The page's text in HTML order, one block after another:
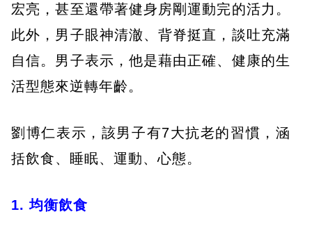
宏亮，甚至還帶著健身房剛運動完的活力。
此外，男子眼神清澈、背脊挺直，談吐充滿
自信。男子表示，他是藉由正確、健康的生
活型態來逆轉年齡。
劉博仁表示，該男子有7大抗老的習慣，涵
括飲食、睡眠、運動、心態。
1. 均衡飲食